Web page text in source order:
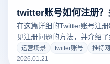
在这篇详细的Twitter账号注
见注册问题的方法，并介绍
免账号封禁。让你顺利注册
趣！
运营场景 twitter账号
推特
2026.01.21